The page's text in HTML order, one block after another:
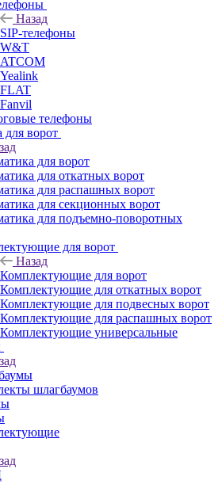
Назад
SIP-телефоны
W&T
ATCOM
Yealink
FLAT
Fanvil
телефоны
для ворот
для ворот
для откатных ворот
для распашных ворот
для секционных ворот
для подъемно-поворотных
для ворот
Назад
Комплектующие для ворот
Комплектующие для откатных ворот
Комплектующие для подвесных ворот
Комплектующие для распашных ворот
Комплектующие универсальные
шлагбаумов